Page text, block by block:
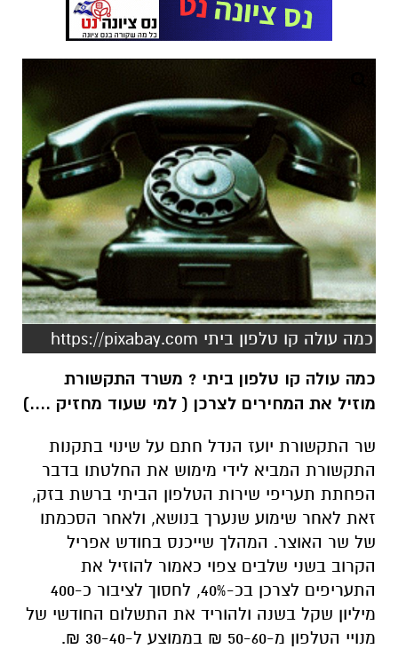
כמה עולה קו טלפון ביתי https://pixabay.com
כמה עולה קו טלפון ביתי ? משרד התקשורת
מוזיל את המחירים לצרכן ( למי שעוד מחזיק ....)
שר התקשורת יועז הנדל חתם על שינוי בתקנות
התקשורת המביא לידי מימוש את החלטתו בדבר
הפחתת תעריפי שירות הטלפון הביתי ברשת בזק,
זאת לאחר שימוע שנערך בנושא, ולאחר הסכמתו
של שר האוצר. המהלך שייכנס בחודש אפריל
הקרוב בשני שלבים צפוי כאמור להוזיל את
התעריפים לצרכן בכ-40%, לחסוך לציבור כ-400
מיליון שקל בשנה ולהוריד את התשלום החודשי של
מנויי הטלפון מ-50-60 ₪ בממוצע ל-30-40 ₪.